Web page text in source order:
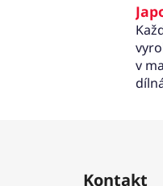
v
Kontakt